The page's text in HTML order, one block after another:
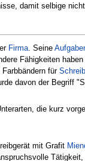
damit selbige
Firma . Seine
Fähigkeiten
für
davon der Begriff
die kurz
mit Grafit